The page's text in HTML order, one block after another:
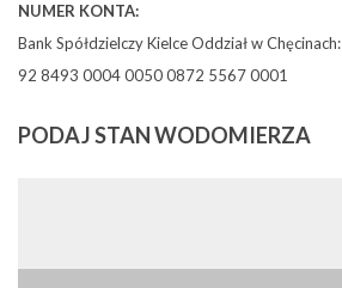
NUMER KONTA:
Bank Spółdzielczy Kielce Oddział w Chęcinach:
92 8493 0004 0050 0872 5567 0001
PODAJSTAN WODOMIERZA